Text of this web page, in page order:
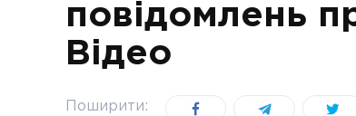
УКРАЇНА
повідомлень
Відео
Поширити: